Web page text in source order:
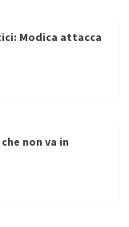
Modica attacca
non va in